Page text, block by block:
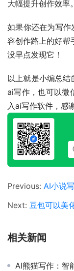
大幅提升创作效率。
如果你还在为写作
容创作路上的好帮
没早点发现它！
以上就是小编总
ai写作，也可以微
入ai写作软件，感
Previous: AI小说写作助
Next: 豆包可以美化
相关新闻
Al熊猫写作：智